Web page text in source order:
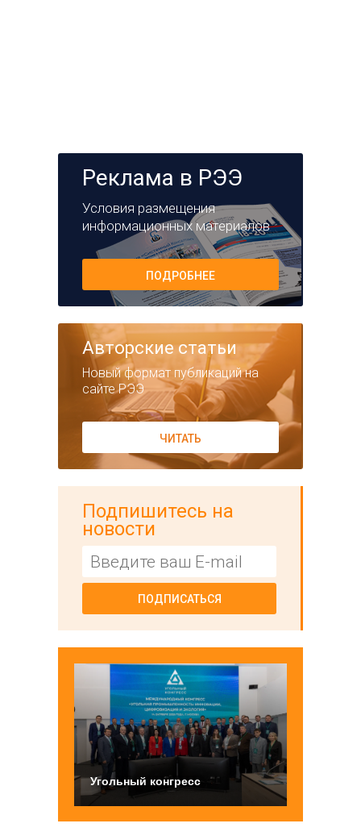
Реклама в РЭЭ
Условия размещения
информационных материалов
ПОДРОБНЕЕ
Авторские статьи
Новый формат публикаций на
сайте РЭЭ
ЧИТАТЬ
Подпишитесь на
новости
ПОДПИСАТЬСЯ
Угольный конгресс